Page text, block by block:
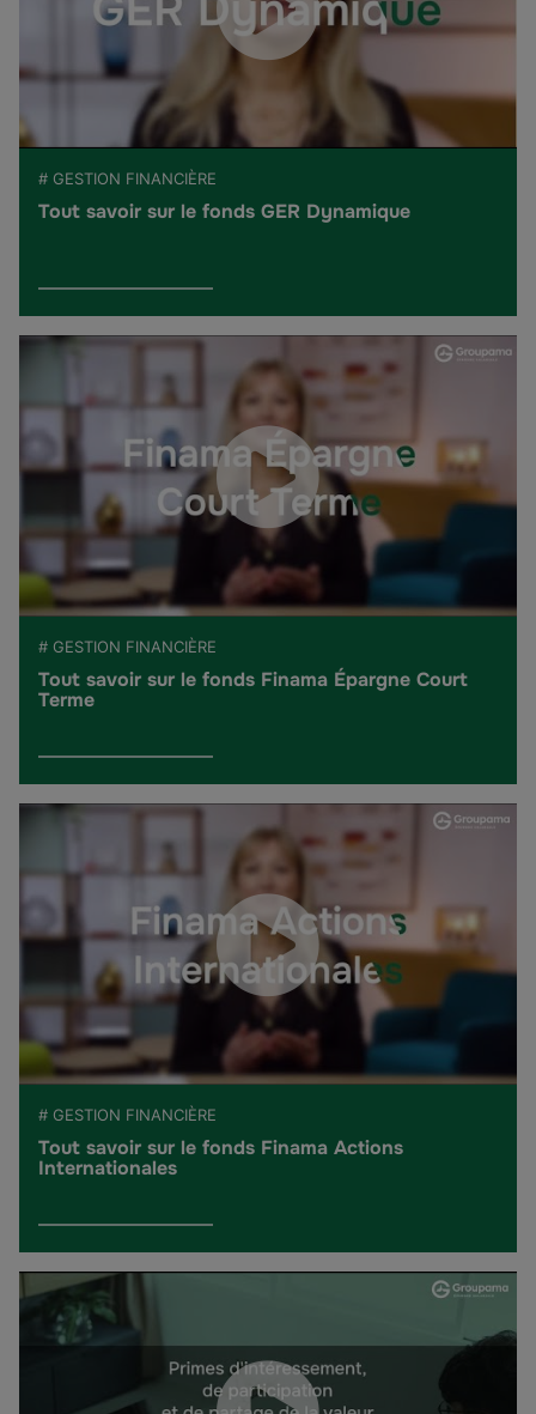
# GESTION FINANCIÈRE
Tout savoir sur le fonds GER Dynamique
# GESTION FINANCIÈRE
Tout savoir sur le fonds Finama Épargne Court
Terme
# GESTION FINANCIÈRE
Tout savoir sur le fonds Finama Actions
Internationales